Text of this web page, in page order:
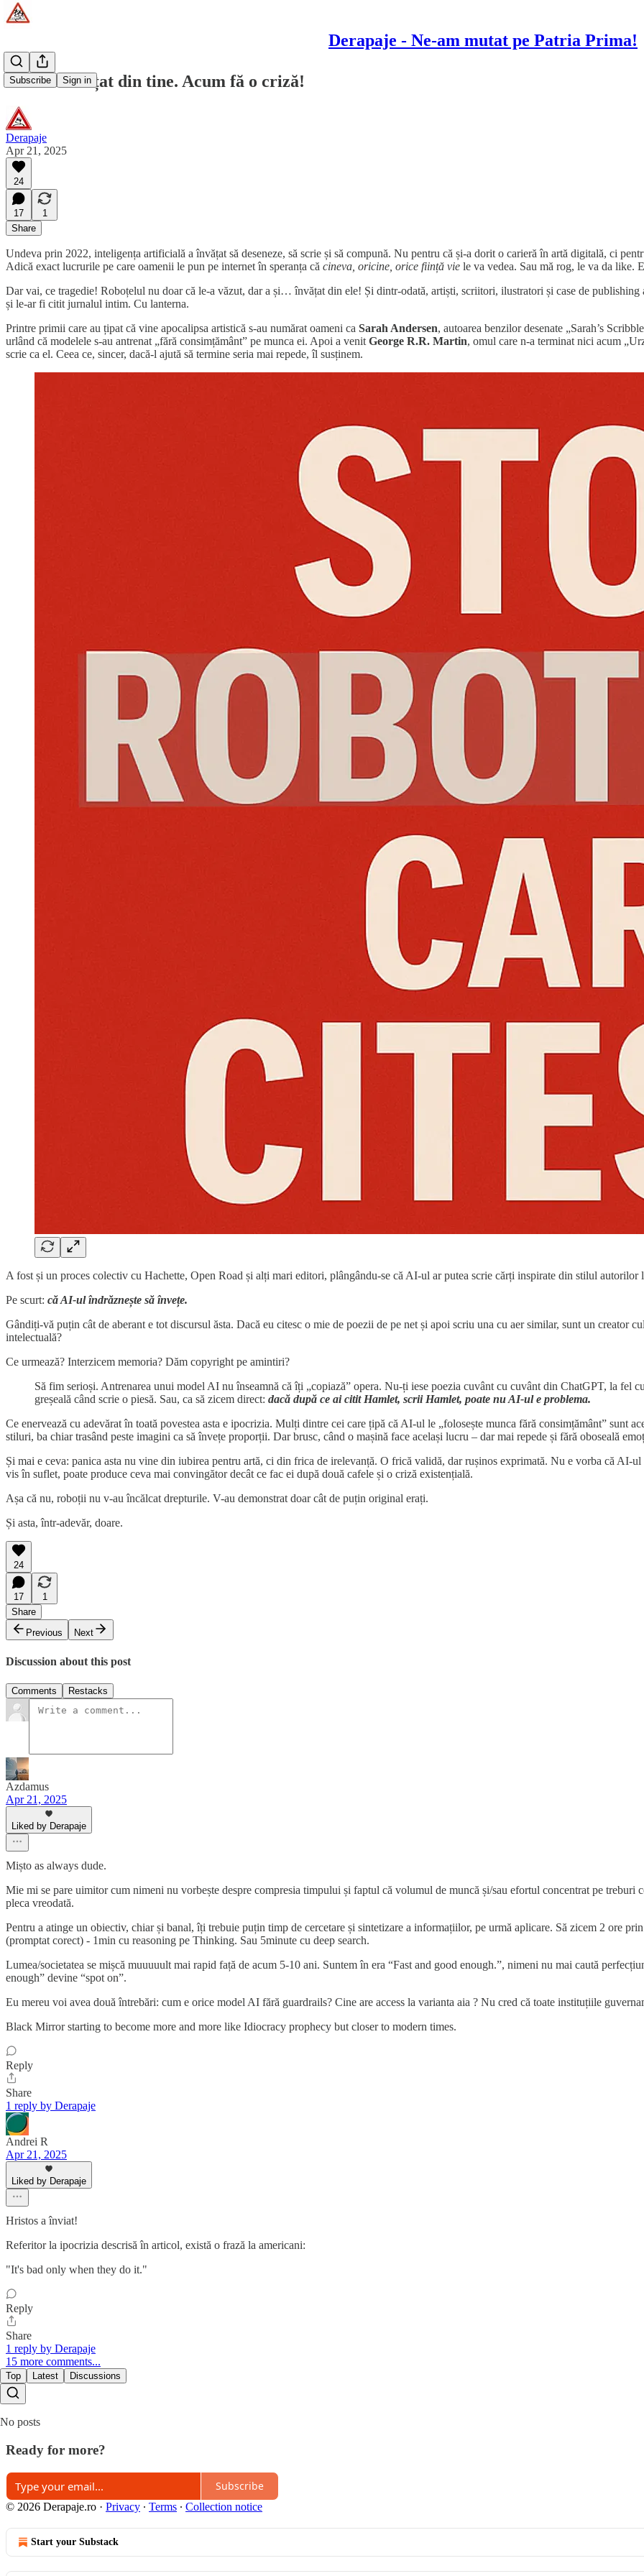
Derapaje - Ne-am mutat pe Patria Prima!
Subscribe Sign in
AI-ul a învățat din tine. Acum fă o criză!
Derapaje
Apr 21, 2025
24
17
1
Share
Undeva prin 2022, inteligența artificială a învățat să deseneze, să scrie și să compună. Nu pentru că și-a dorit o carieră în artă digitală, ci
Adică exact lucrurile pe care oamenii le pun pe internet în speranța că cineva, oricine, orice ființă vie le va vedea. Sau mă rog, le va da like.
Dar vai, ce tragedie! Roboțelul nu doar că le-a văzut, dar a și… învățat din ele! Și dintr-odată, artiști, scriitori, ilustratori și case de
și le-ar fi citit jurnalul intim. Cu lanterna.
Printre primii care au țipat că vine apocalipsa artistică s-au numărat oameni ca Sarah Andersen, autoarea benzilor desenate „Sarah’s
urlând că modelele s-au antrenat „fără consimțământ” pe munca ei. Apoi a venit George R.R. Martin, omul care n-a terminat nici acum
scrie ca el. Ceea ce, sincer, dacă-l ajută să termine seria mai repede, îl susținem.
A fost și un proces colectiv cu Hachette, Open Road și alți mari editori, plângându-se că AI-ul ar putea scrie cărți inspirate din stilul autorilor
Pe scurt: că AI-ul îndrăznește să învețe.
Gândiți-vă puțin cât de aberant e tot discursul ăsta. Dacă eu citesc o mie de poezii de pe net și apoi scriu una cu aer similar, sunt un
intelectuală?
Ce urmează? Interzicem memoria? Dăm copyright pe amintiri?
Să fim serioși. Antrenarea unui model AI nu înseamnă că îți „copiază” opera. Nu-ți iese poezia cuvânt cu cuvânt din ChatGPT, la fel
greșeală când scrie o piesă. Sau, ca să zicem direct: dacă după ce ai citit Hamlet, scrii Hamlet, poate nu AI-ul e problema.
Ce enervează cu adevărat în toată povestea asta e ipocrizia. Mulți dintre cei care țipă că AI-ul le „folosește munca fără consimțământ” sunt
stiluri, ba chiar trasând peste imagini ca să învețe proporții. Dar brusc, când o mașină face același lucru – dar mai repede și fără oboseală
Și mai e ceva: panica asta nu vine din iubirea pentru artă, ci din frica de irelevanță. O frică validă, dar rușinos exprimată. Nu e vorba că AI-
vis în suflet, poate produce ceva mai convingător decât ce fac ei după două cafele și o criză existențială.
Așa că nu, roboții nu v-au încălcat drepturile. V-au demonstrat doar cât de puțin original erați.
Și asta, într-adevăr, doare.
24
17
1
Share
Previous
Next
Discussion about this post
Comments Restacks
Azdamus
Apr 21, 2025
Liked by Derapaje
Mișto as always dude.
Mie mi se pare uimitor cum nimeni nu vorbește despre compresia timpului și faptul că volumul de muncă și/sau efortul concentrat pe treburi
pleca vreodată.
Pentru a atinge un obiectiv, chiar și banal, îți trebuie puțin timp de cercetare și sintetizare a informațiilor, pe urmă aplicare. Să zicem 2 ore
(promptat corect) - 1min cu reasoning pe Thinking. Sau 5minute cu deep search.
Lumea/societatea se mișcă muuuuult mai rapid față de acum 5-10 ani. Suntem în era “Fast and good enough.”, nimeni nu mai caută
enough” devine “spot on”.
Eu mereu voi avea două întrebări: cum e orice model AI fără guardrails? Cine are access la varianta aia ? Nu cred că toate instituțiile
Black Mirror starting to become more and more like Idiocracy prophecy but closer to modern times.
Reply
Share
1 reply by Derapaje
Andrei R
Apr 21, 2025
Liked by Derapaje
Hristos a înviat!
Referitor la ipocrizia descrisă în articol, există o frază la americani:
"It's bad only when they do it."
Reply
Share
1 reply by Derapaje
15 more comments...
Top Latest Discussions
No posts
Ready for more?
Subscribe
© 2026 Derapaje.ro · Privacy ∙ Terms ∙ Collection notice
Start your Substack